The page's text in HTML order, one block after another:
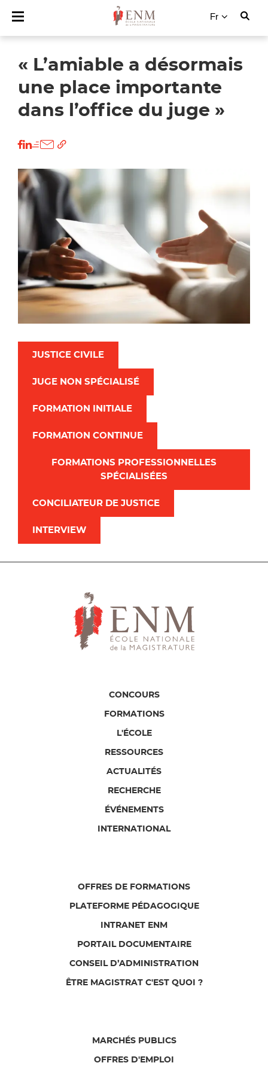
Fr
« L’amiable a désormais
une place importante
dans l’office du juge »
JUSTICE CIVILE
JUGE NON SPÉCIALISÉ
FORMATION INITIALE
FORMATION CONTINUE
FORMATIONS PROFESSIONNELLES
SPÉCIALISÉES
CONCILIATEUR DE JUSTICE
INTERVIEW
CONCOURS
FORMATIONS
L'ÉCOLE
RESSOURCES
ACTUALITÉS
RECHERCHE
ÉVÉNEMENTS
INTERNATIONAL
OFFRES DE FORMATIONS
PLATEFORME PÉDAGOGIQUE
INTRANET ENM
PORTAIL DOCUMENTAIRE
CONSEIL D’ADMINISTRATION
ÊTRE MAGISTRAT C'EST QUOI ?
MARCHÉS PUBLICS
OFFRES D'EMPLOI